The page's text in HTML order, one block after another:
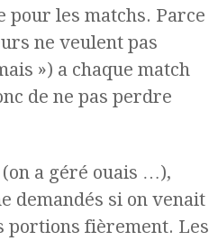
pour les matchs. Parce
ne veulent pas
») a chaque match
de ne pas perdre
(on a géré ouais …),
demandés si on venait
portions fièrement. Les